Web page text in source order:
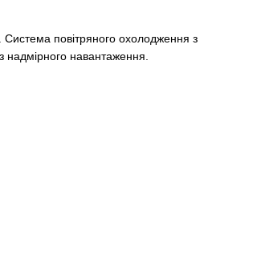
повітряного охолодження з
надмірного навантаження.